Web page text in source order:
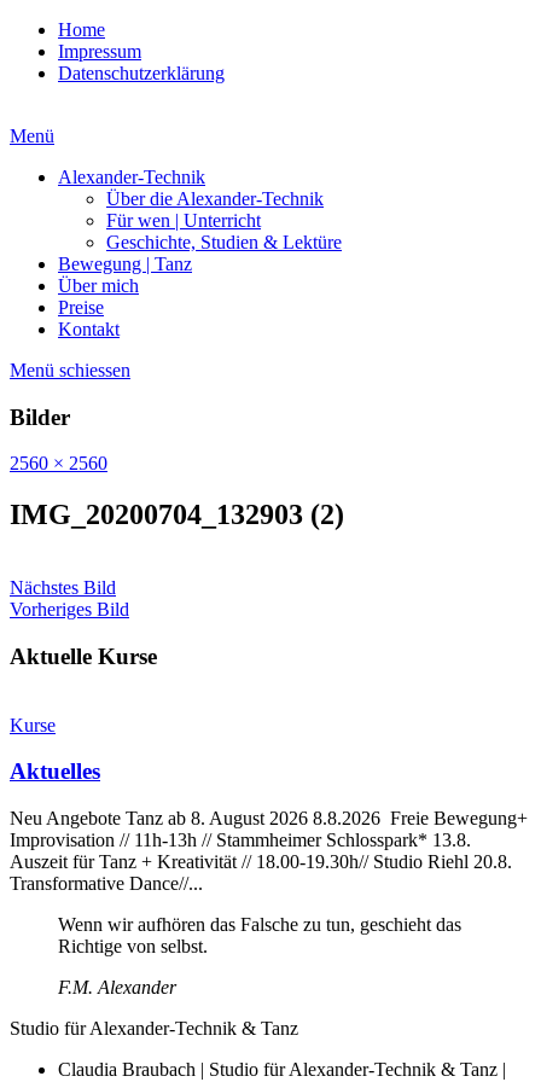
Home
Impressum
Datenschutzerklärung
Menü
Alexander-Technik
Über die Alexander-Technik
Für wen | Unterricht
Geschichte, Studien & Lektüre
Bewegung | Tanz
Über mich
Preise
Kontakt
Menü schiessen
Bilder
2560 × 2560
IMG_20200704_132903 (2)
Nächstes Bild
Vorheriges Bild
Aktuelle Kurse
Kurse
Aktuelles
Neu Angebote Tanz ab 8. August 2026 8.8.2026 Freie Bewegung+
Improvisation // 11h-13h // Stammheimer Schlosspark* 13.8.
Auszeit für Tanz + Kreativität // 18.00-19.30h// Studio Riehl 20.8.
Transformative Dance//...
Wenn wir aufhören das Falsche zu tun, geschieht das
Richtige von selbst.
F.M. Alexander
Studio für Alexander-Technik & Tanz
Claudia Braubach | Studio für Alexander-Technik & Tanz |